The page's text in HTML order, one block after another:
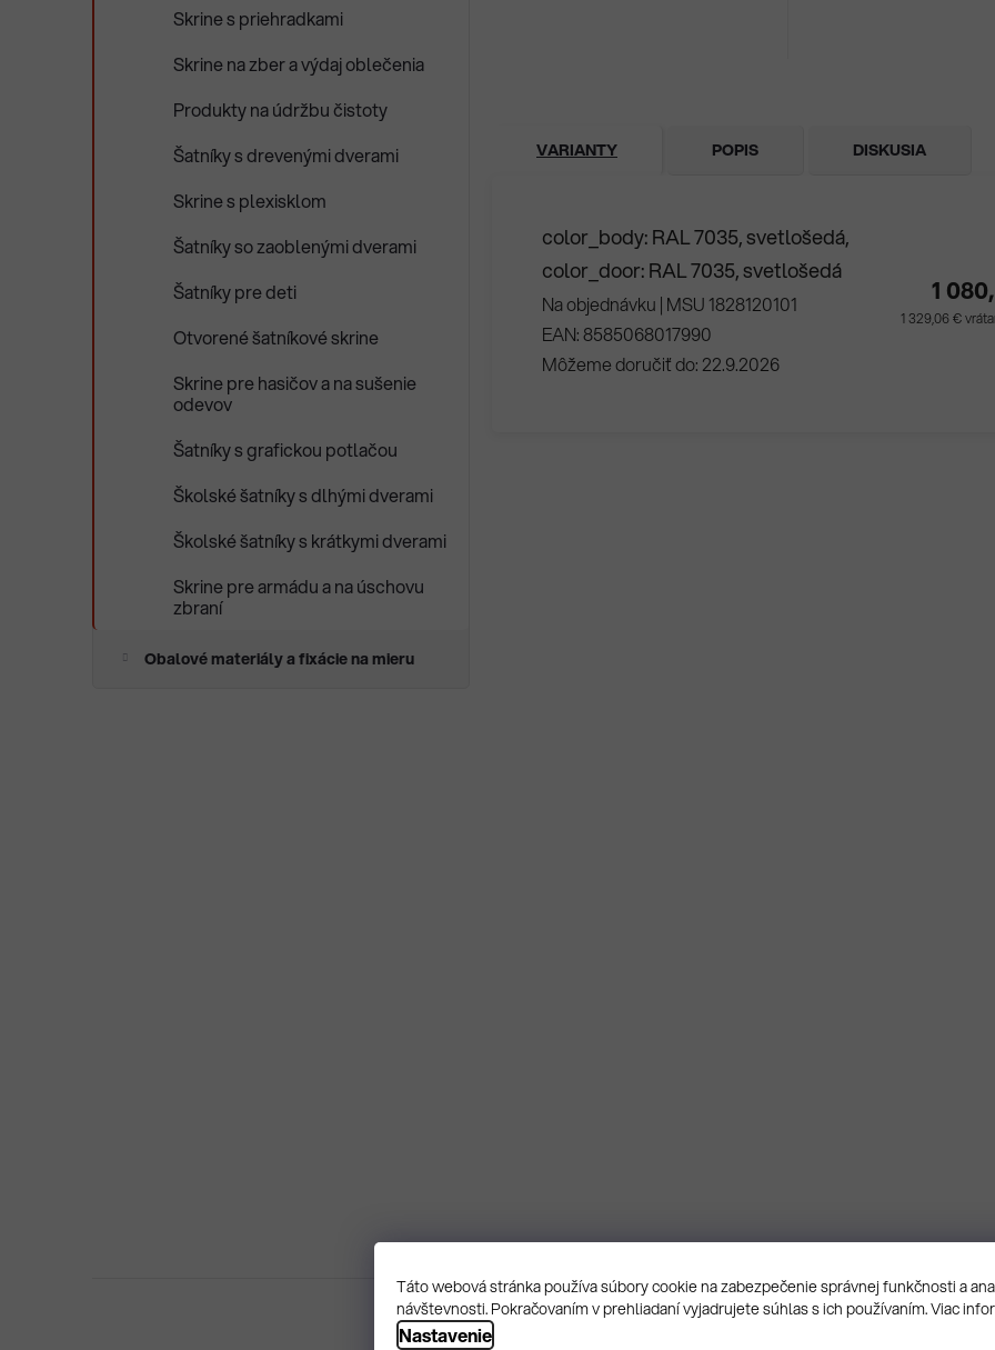
Táto webová stránka používa súbory cookie na zabezpečenie správnej funkčnosti a
návštevnosti. Pokračovaním v prehliadaní vyjadrujete súhlas s ich používaním. Viac
Nastavenie
Skrine s priehradkami
Skrine na zber a výdaj oblečenia
Produkty na údržbu čistoty
Šatníky s drevenými dverami
Skrine s plexisklom
Šatníky so zaoblenými dverami
Šatníky pre deti
Otvorené šatníkové skrine
Skrine pre hasičov a na sušenie
odevov
Šatníky s grafickou potlačou
Školské šatníky s dlhými dverami
Školské šatníky s krátkymi dverami
Skrine pre armádu a na úschovu
zbraní
Obalové materiály a fixácie na mieru
VARIANTY POPIS DISKUSIA
color_body: RAL 7035, svetlošedá,
color_door: RAL 7035, svetlošedá
Na objednávku | MSU 1828120101
EAN:8585068017990
Môžeme doručiť do: 22.9.2026
1
1 329,06 €